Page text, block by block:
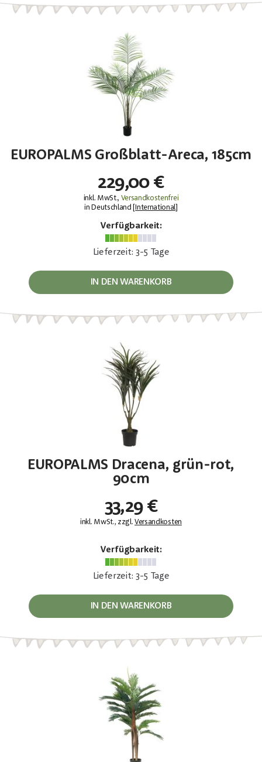
EUROPALMS Großblatt-Areca, 185cm
229,00 €
inkl. MwSt., Versandkostenfrei
in Deutschland [
International
Verfügbarkeit:
Lieferzeit: 3-5 Tage
IN DEN WARENKORB
EUROPALMS Dracena, grün-rot,
90cm
33,29 €
inkl. MwSt., zzgl.Versandkosten
Verfügbarkeit:
Lieferzeit: 3-5 Tage
IN DEN WARENKORB